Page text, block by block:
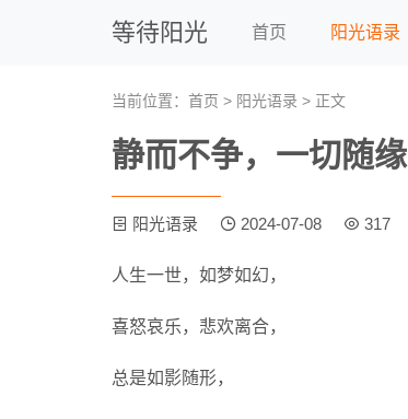
等待阳光 首页 阳光语录
当前位置： 首页 > 阳光语录 > 正文
静而不争，一切随缘
阳光语录 2024-07-08 317
人生一世，如梦如幻，
喜怒哀乐，悲欢离合，
总是如影随形，